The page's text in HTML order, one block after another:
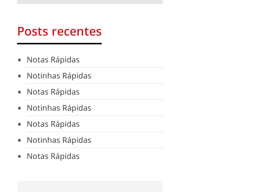
Posts recentes
Notas Rápidas
Notinhas Rápidas
Notas Rápidas
Notinhas Rápidas
Notas Rápidas
Notinhas Rápidas
Notas Rápidas